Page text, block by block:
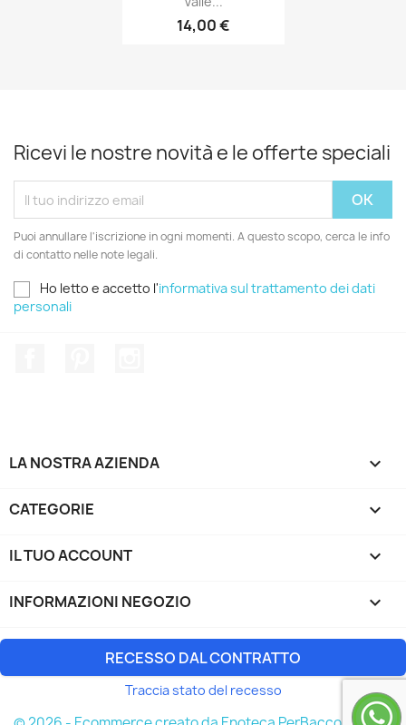
14,00 €
Ricevi le nostre novità e le offerte speciali
Puoi annullare l'iscrizione in ogni momenti. A questo scopo, cerca le info
di contatto nelle note legali.
Ho letto e accetto l'informativa sul trattamento dei dati
personali
LA NOSTRA AZIENDA 
CATEGORIE 
IL TUO ACCOUNT 
INFORMAZIONI NEGOZIO keyboard_arrow_down
RECESSO DAL CONTRATTO
Traccia stato del recesso